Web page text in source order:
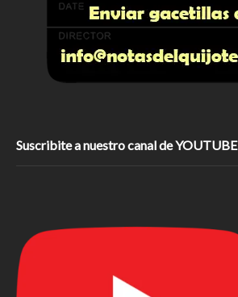
Suscribite a nuestro canal de YOUTUBE